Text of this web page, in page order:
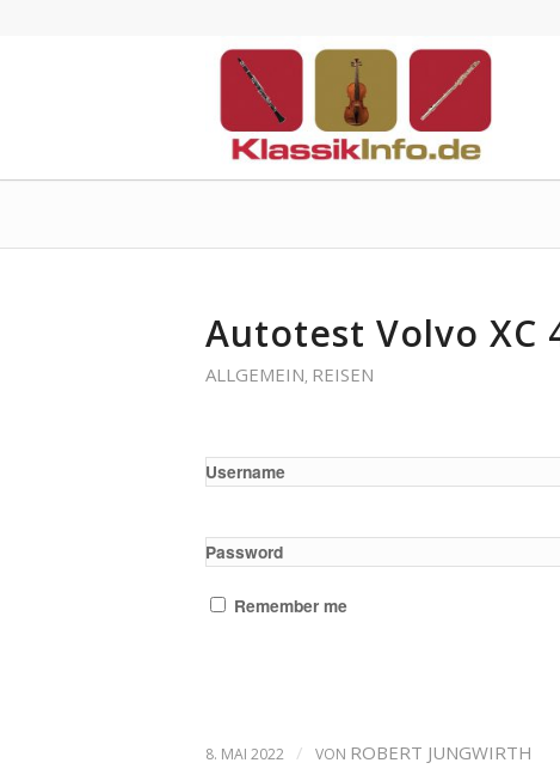
Autotest Volvo XC
ALLGEMEIN, REISEN
Username
Password
Remember me
8. MAI 2022 / VON ROBERT JUNGWIRTH